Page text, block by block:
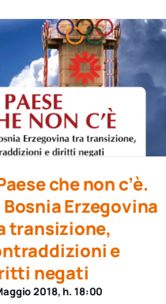
che non c’è.
Bosnia Erzegovina
transizione,
e
negati
2018, h. 18:00